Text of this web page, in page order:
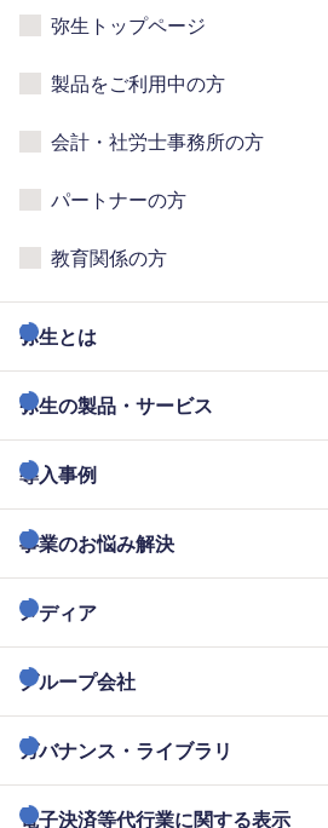
弥生トップページ
製品をご利用中の方
会計・社労士事務所の方
パートナーの方
教育関係の方
弥生とは
弥生の製品・サービス
導入事例
事業のお悩み解決
メディア
グループ会社
ガバナンス・ライブラリ
電子決済等代行業に関する表示